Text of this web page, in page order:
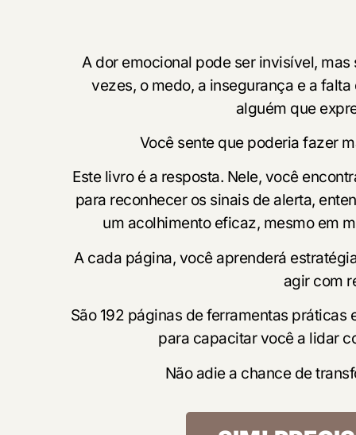
A dor emocional pode ser invisível,
vezes, o medo, a insegurança e a
alguém que
Você sente que poderia fazer
Este livro é a resposta. Nele, você
para reconhecer os sinais de alerta,
um acolhimento eficaz, mesmo em
A cada página, você aprenderá
agir com
São 192 páginas de ferramentas
para capacitar você a lidar
Não adie a chance de